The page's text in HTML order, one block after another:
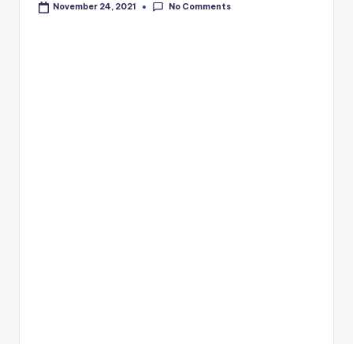
November 24, 2021 No Comments